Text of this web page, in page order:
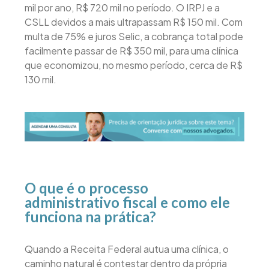
mil por ano, R$ 720 mil no período. O IRPJ e a
CSLL devidos a mais ultrapassam R$ 150 mil. Com
multa de 75% e juros Selic, a cobrança total pode
facilmente passar de R$ 350 mil, para uma clínica
que economizou, no mesmo período, cerca de R$
130 mil.
O que é o processo
administrativo fiscal e como ele
funciona na prática?
Quando a Receita Federal autua uma clínica, o
caminho natural é contestar dentro da própria